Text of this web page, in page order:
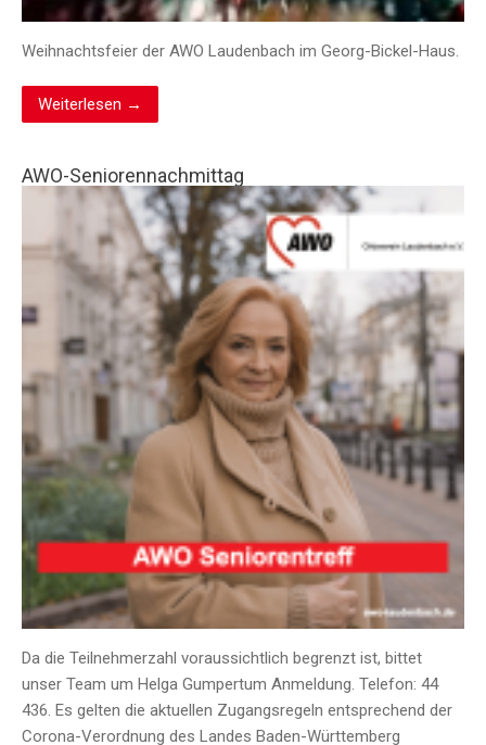
Weihnachtsfeier der AWO Laudenbach im Georg-Bickel-Haus.
Weiterlesen →
AWO-Seniorennachmittag
Da die Teilnehmerzahl voraussichtlich begrenzt ist, bittet
unser Team um Helga Gumpertum Anmeldung. Telefon: 44
436. Es gelten die aktuellen Zugangsregeln entsprechend der
Corona-Verordnung des Landes Baden-Württemberg